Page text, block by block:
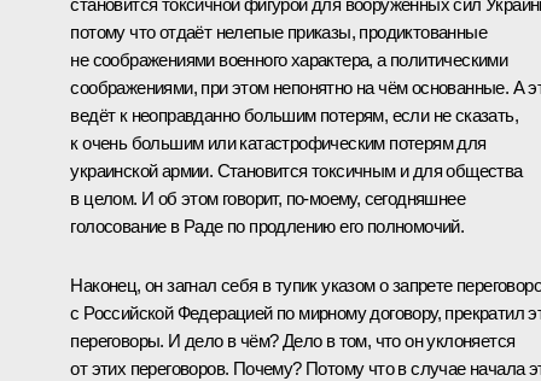
становится токсичной фигурой для вооружённых сил
потому что отдаёт нелепые приказы, продиктованные
не соображениями военного характера, а политическими
соображениями, при этом непонятно на чём основанные. А
ведёт к неоправданно большим потерям, если не сказать,
к очень большим или катастрофическим потерям для
украинской армии. Становится токсичным и для общества
в целом. И об этом говорит, по-моему, сегодняшнее
голосование в Раде по продлению его полномочий.
Наконец, он загнал себя в тупик указом о запрете
с Российской Федерацией по мирному договору, прекратил
переговоры. И дело в чём? Дело в том, что он уклоняется
от этих переговоров. Почему? Потому что в случае начала